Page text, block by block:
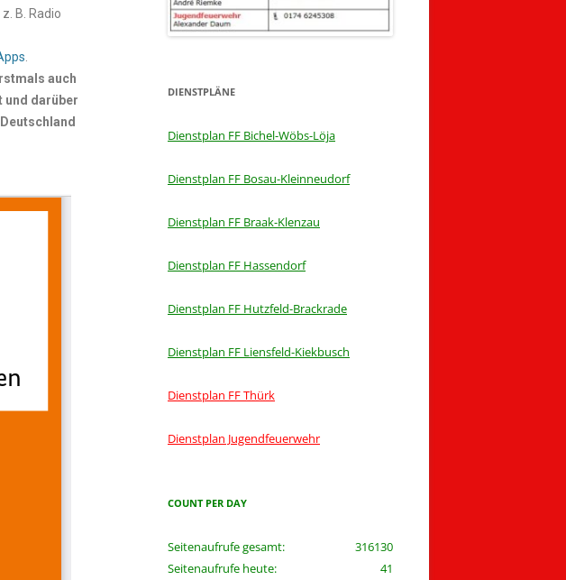
B. Radio
auch
und darüber
DIENSTPLÄNE
Dienstplan FF Bichel-Wöbs-Löja
Dienstplan FF Bosau-Kleinneudorf
Dienstplan FF Braak-Klenzau
Dienstplan FF Hassendorf
Dienstplan FF Hutzfeld-Brackrade
Dienstplan FF Liensfeld-Kiekbusch
Dienstplan FF Thürk
Dienstplan Jugendfeuerwehr
COUNT PER DAY
316130
Seitenaufrufe gesamt:
41
Seitenaufrufe heute: